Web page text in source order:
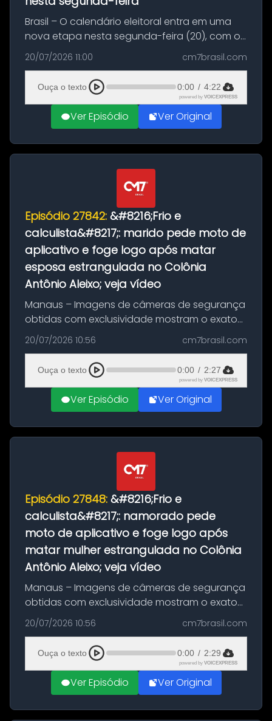
Brasil – O calendário eleitoral entra em uma
nova etapa nesta segunda-feira (20), com o
início do período destinado às convenções
partidárias. Até 5 de agosto, partidos e
federações poderão oficializa...
20/07/2026 11:00 cm7brasil.com
Ouça o texto 0:00 / 4:22
powered by VOICEXPRESS
Ver Episódio Ver Original
Episódio 27842: &#8216;Frio e
calculista&#8217;: marido pede moto de
aplicativo e foge logo após matar
esposa estrangulada no Colônia
Antônio Aleixo; veja vídeo
Manaus – Imagens de câmeras de segurança
obtidas com exclusividade mostram o exato
momento da fuga do principal suspeito da
morte de Larissa Araújo, de 28 anos. O crime
ocorreu na noite deste último d...
20/07/2026 10:56 cm7brasil.com
Ouça o texto 0:00 / 2:27
powered by VOICEXPRESS
Ver Episódio Ver Original
Episódio 27848: &#8216;Frio e
calculista&#8217;: namorado pede
moto de aplicativo e foge logo após
matar mulher estrangulada no Colônia
Antônio Aleixo; veja vídeo
Manaus – Imagens de câmeras de segurança
obtidas com exclusividade mostram o exato
momento da fuga do principal suspeito da
morte de Larissa Araújo, de 28 anos. O crime
ocorreu na noite deste último d...
20/07/2026 10:56 cm7brasil.com
Ouça o texto 0:00 / 2:29
powered by VOICEXPRESS
Ver Episódio Ver Original